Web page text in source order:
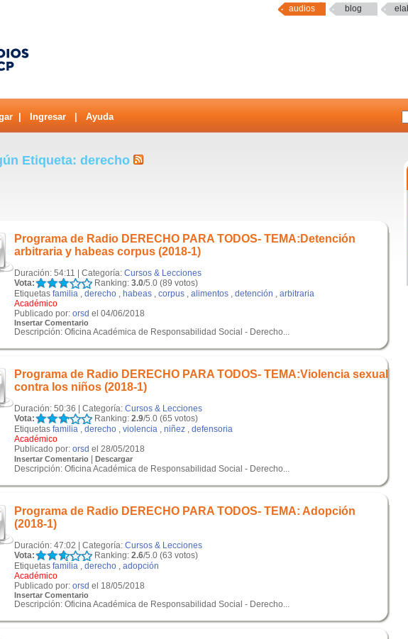
audios blog
Ingresar Ayuda
Etiqueta: derecho
Programa de Radio DERECHO PARA TODOS- TEMA:Detención
arbitraria y habeas corpus (2018-1)
Duración: 54:11 | Categoría: Cursos & Lecciones
Vota:
Ranking: 3.0/5.0 (89 votos)
Etiquetas familia , derecho , habeas , corpus , alimentos , detención , arbitraria
Académico
Publicado por: orsd el 04/06/2018
Insertar Comentario
Descripción: Oficina Académica de Responsabilidad Social - Derecho...
Programa de Radio DERECHO PARA TODOS- TEMA:Violencia sexual
contra los niños (2018-1)
Duración: 50:36 | Categoría: Cursos & Lecciones
Vota:
Ranking: 2.9/5.0 (65 votos)
Etiquetas familia , derecho , violencia , niñez , defensoria
Académico
Publicado por: orsd el 28/05/2018
Insertar Comentario | Descargar
Descripción: Oficina Académica de Responsabilidad Social - Derecho...
Programa de Radio DERECHO PARA TODOS- TEMA: Adopción
(2018-1)
Duración: 47:02 | Categoría: Cursos & Lecciones
Vota:
Ranking: 2.6/5.0 (63 votos)
Etiquetas familia , derecho , adopción
Académico
Publicado por: orsd el 18/05/2018
Insertar Comentario
Descripción: Oficina Académica de Responsabilidad Social - Derecho...